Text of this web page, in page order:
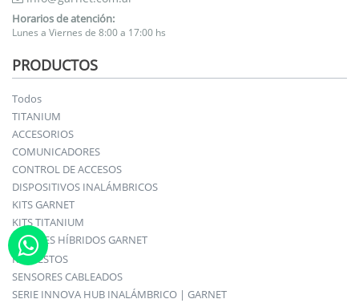
Horarios de atención:
Lunes a Viernes de 8:00 a 17:00 hs
PRODUCTOS
Todos
TITANIUM
ACCESORIOS
COMUNICADORES
CONTROL DE ACCESOS
DISPOSITIVOS INALÁMBRICOS
KITS GARNET
KITS TITANIUM
PANELES HÍBRIDOS GARNET
REPUESTOS
SENSORES CABLEADOS
SERIE INNOVA HUB INALÁMBRICO | GARNET